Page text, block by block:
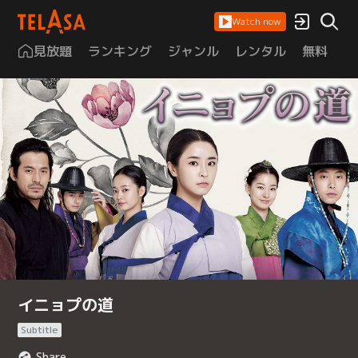
Watch now
見放題 ランキング ジャンル レンタル 無料
イニョプの道
Subtitle